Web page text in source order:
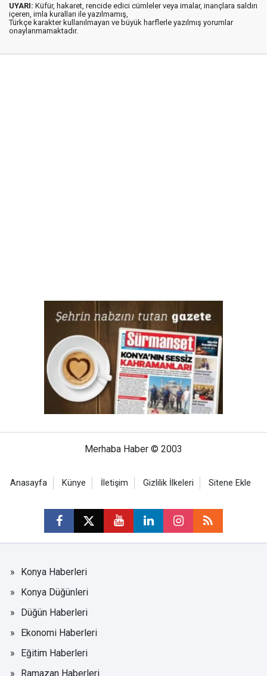
UYARI: Küfür, hakaret, rencide edici cümleler veya imalar, inançlara saldırı
içeren, imla kuralları ile yazılmamış,
Türkçe karakter kullanılmayan ve büyük harflerle yazılmış yorumlar
onaylanmamaktadır.
Merhaba Haber © 2003
Anasayfa Künye İletişim Gizlilik İlkeleri Sitene Ekle
Konya Haberleri
Konya Düğünleri
Düğün Haberleri
Ekonomi Haberleri
Eğitim Haberleri
Ramazan Haberleri